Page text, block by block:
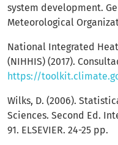
system development.
Meteorological
National Integrated
(NIHHIS) (2017).
https://
Wilks, D. (2006).
Sciences. Second Ed.
91. ELSEVIER. 24-25 pp.